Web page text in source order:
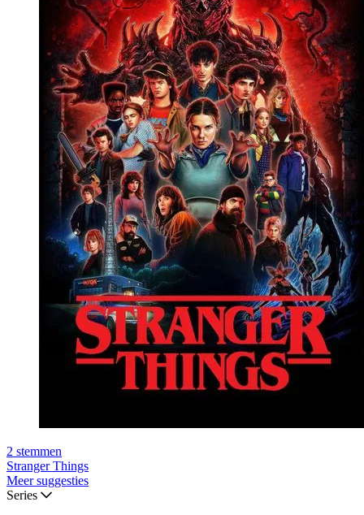
2 stemmen
Stranger Things
Meer suggesties
Series